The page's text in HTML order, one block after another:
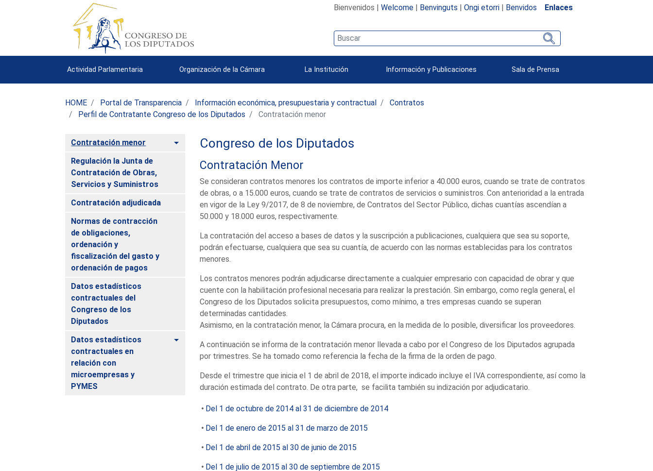
Bienvenidos | Welcome| Benvinguts | Ongi etorri| Benvidos Enlaces
Actividad Parlamentaria Organización de la Cámara La Institución Información y Publicaciones Sala de Prensa
HOME Portal de Transparencia Información económica, presupuestaria y contractual
Contratos
Perfil de Contratante Congreso de los Diputados
Contratación menor
Contratación menor Alternar
Regulación la Junta de
Contratación de Obras,
Servicios y Suministros
Contratación adjudicada
Normas de contracción
de obligaciones,
ordenación y
fiscalización del gasto y
ordenación de pagos
Datos estadísticos
contractuales del
Congreso de los
Diputados
Datos estadísticos
contractuales en
relación con
microempresas y
PYMES
Alternar
Congreso de los Diputados
Contratación Menor
Se consideran contratos menores los contratos de importe inferior a 40.000 euros, cuando se trate de contratos
de obras, o a 15.000 euros, cuando se trate de contratos de servicios o suministros. Con anterioridad a la entrada
en vigor de la Ley 9/2017, de 8 de noviembre, de Contratos del Sector Público, dichas cuantías ascendían a
50.000 y 18.000 euros, respectivamente.
La contratación del acceso a bases de datos y la suscripción a publicaciones, cualquiera que sea su soporte,
podrán efectuarse, cualquiera que sea su cuantía, de acuerdo con las normas establecidas para los contratos
menores.
Los contratos menores podrán adjudicarse directamente a cualquier empresario con capacidad de obrar y que
cuente con la habilitación profesional necesaria para realizar la prestación. Sin embargo, como regla general, el
Congreso de los Diputados solicita presupuestos, como mínimo, a tres empresas cuando se superan
determinadas cantidades.
Asimismo, en la contratación menor, la Cámara procura, en la medida de lo posible, diversificar los proveedores.
A continuación se informa de la contratación menor llevada a cabo por el Congreso de los Diputados agrupada
por trimestres. Se ha tomado como referencia la fecha de la firma de la orden de pago.
Desde el trimestre que inicia el 1 de abril de 2018, el importe indicado incluye el IVA correspondiente, así como la
duración estimada del contrato. De otra parte, se facilita también su indización por adjudicatario.
Del 1 de octubre de 2014 al 31 de diciembre de 2014
Del 1 de enero de 2015 al 31 de marzo de 2015
Del 1 de abril de 2015 al 30 de junio de 2015
Del 1 de julio de 2015 al 30 de septiembre de 2015